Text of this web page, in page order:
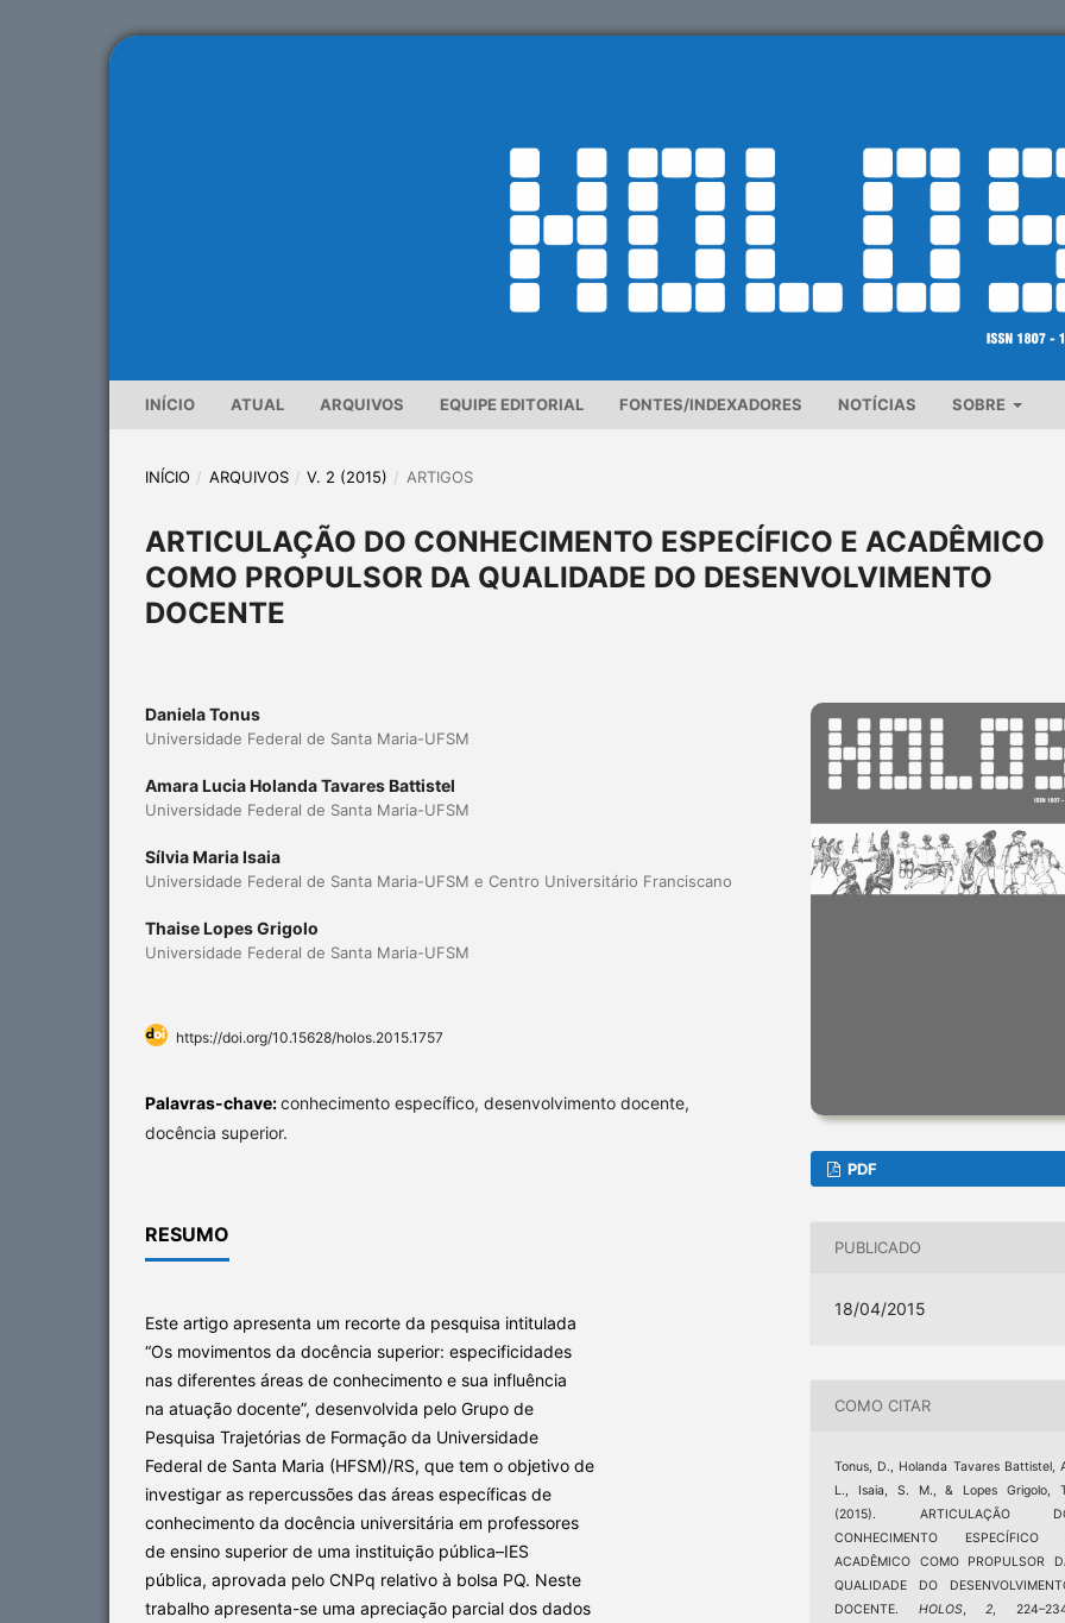
INÍCIO ATUAL ARQUIVOS EQUIPE EDITORIAL FONTES/INDEXADORES NOTÍCIAS SOBRE
INÍCIO / ARQUIVOS / V. 2 (2015) / ARTIGOS
ARTICULAÇÃO DO CONHECIMENTO ESPECÍFICO E ACADÊMICO
COMO PROPULSOR DA QUALIDADE DO DESENVOLVIMENTO
DOCENTE
Daniela Tonus
Universidade Federal de Santa Maria-UFSM
Amara Lucia Holanda Tavares Battistel
Universidade Federal de Santa Maria-UFSM
Sílvia Maria Isaia
Universidade Federal de Santa Maria-UFSM e Centro Universitário Franciscano
Thaise Lopes Grigolo
Universidade Federal de Santa Maria-UFSM
https://doi.org/10.15628/holos.2015.1757
Palavras-chave:conhecimento específico, desenvolvimento docente,
docência superior.
RESUMO
Este artigo apresenta um recorte da pesquisa intitulada
“Os movimentos da docência superior: especificidades
nas diferentes áreas de conhecimento e sua influência
na atuação docente”, desenvolvida pelo Grupo de
Pesquisa Trajetórias de Formação da Universidade
Federal de Santa Maria (HFSM)/RS, que tem o objetivo de
investigar as repercussões das áreas específicas de
conhecimento da docência universitária em professores
de ensino superior de uma instituição pública–IES
pública, aprovada pelo CNPq relativo à bolsa PQ. Neste
trabalho apresenta-se uma apreciação parcial dos dados
PDF
PUBLICADO
18/04/2015
COMO CITAR
Tonus, D., Holanda Tavares Battistel,
L., Isaia, S. M., & Lopes Grigolo,
(2015). ARTICULAÇÃO
CONHECIMENTO ESPECÍFICO
ACADÊMICO COMO PROPULSOR
QUALIDADE DO
DOCENTE. HOLOS, 2 ,